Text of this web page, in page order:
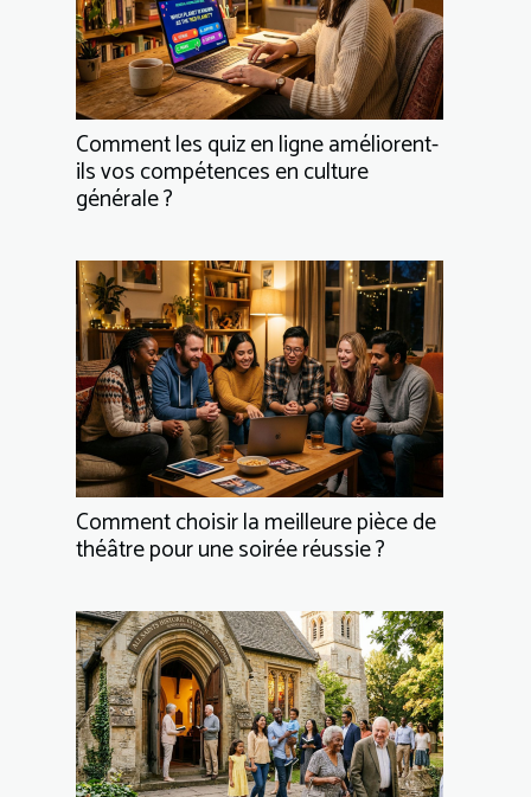
Comment les quiz en ligne améliorent-
ils vos compétences en culture
générale ?
Comment choisir la meilleure pièce de
théâtre pour une soirée réussie ?